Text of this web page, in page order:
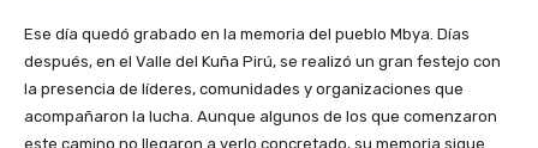
Ese día quedó grabado en la memoria del pueblo Mbya. Días
después, en el Valle del Kuña Pirú, se realizó un gran festejo con
la presencia de líderes, comunidades y organizaciones que
acompañaron la lucha. Aunque algunos de los que comenzaron
este camino no llegaron a verlo concretado, su memoria sigue